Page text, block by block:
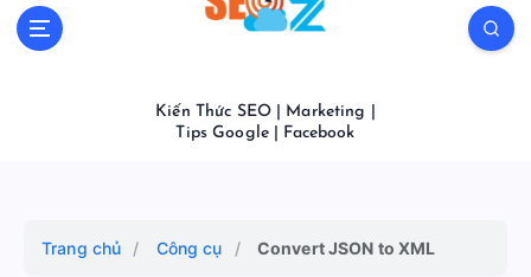
Kiến Thức SEO | Marketing |
Tips Google | Facebook
Trang chủ / Công cụ / Convert JSON to XML